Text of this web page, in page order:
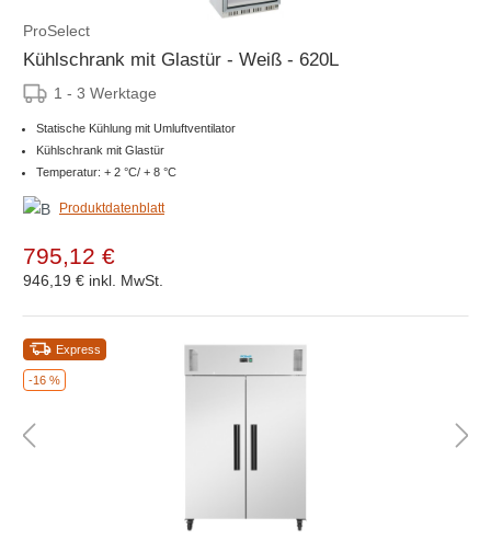
ProSelect
Kühlschrank mit Glastür - Weiß - 620L
1 - 3 Werktage
Statische Kühlung mit Umluftventilator
Kühlschrank mit Glastür
Temperatur: + 2 °C/ + 8 °C
Produktdatenblatt
795,12 €
946,19 € inkl. MwSt.
-16 %
Express